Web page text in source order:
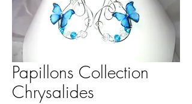
Papillons Collection
Chrysalides